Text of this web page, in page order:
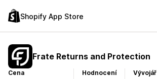
Shopify App Store
Frate Returns and Protection
Cena
Hodnocení
Vývojář